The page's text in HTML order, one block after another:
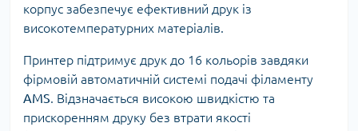
корпус забезпечує ефективний друк із
високотемпературних матеріалів.
Принтер підтримує друк до 16 кольорів завдяки
фірмовій автоматичній системі подачі філаменту
AMS. Відзначається високою швидкістю та
прискоренням друку без втрати якості